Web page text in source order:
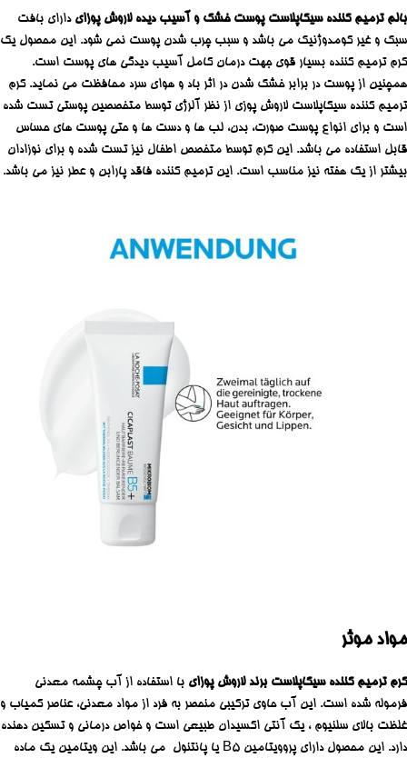
بالم ترمیم کننده سیکاپلاست پوست خشک و آسیب دیده لاروش پوزای دارای بافت
سبک و غیر کومدوژنیک می باشد و سبب چرب شدن پوست نمی شود. این محصول یک
کرم ترمیم کننده بسیار قوی جهت درمان کامل آسیب دیدگی های پوست است.
همچنین از پوست در برابر خشک شدن در اثر باد و هوای سرد محافظت می نماید. کرم
ترمیم کننده سیکاپلاست لاروش پوزی از نظر آلرژی توسط متخصصین پوستی تست شده
است و برای انواع پوست صورت، بدن، لب ها و دست ها و حتی پوست های حساس
قابل استفاده می باشد. این کرم توسط متخصص اطفال نیز تست شده و برای نوزادان
بیشتر از یک هفته نیز مناسب است. این ترمیم کننده فاقد پارابن و عطر نیز می باشد.
مواد موثر
کرم ترمیم کننده سیکاپلاست برند لاروش پوزای با استفاده از آب چشمه معدنی
فرموله شده است. این آب حاوی ترکیبی منحصر به فرد از مواد معدنی، عناصر کمیاب و
غلظت بالای سلنیوم ، یک آنتی اکسیدان طبیعی است و خواص درمانی و تسکین دهنده
دارد. این محصول دارای پروویتامین B5 یا پانتنول می باشد. این ویتامین یک ماده